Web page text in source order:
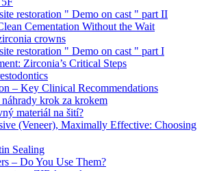
restoration " Demo on cast " part II
Cementation Without the Wait
crowns
restoration " Demo on cast " part I
Zirconia’s Critical Steps
– Key Clinical Recommendations
krok za krokem
materiál na šití?
(Veneer), Maximally Effective: Choosing
Sealing
– Do You Use Them?